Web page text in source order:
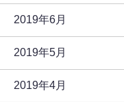
2019年6月
2019年5月
2019年4月